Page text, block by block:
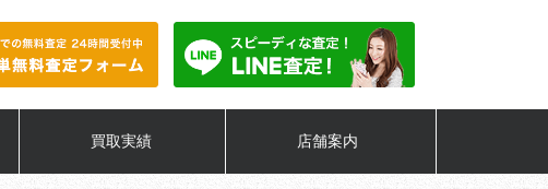
買取実績 店舗案内